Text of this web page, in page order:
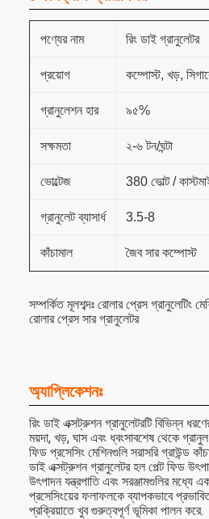
পণ্যের নাম রিং ডাই গ্রানুলেটর
প্রয়োগ কম্পোস্ট, খড়,
গ্রানুলেশন হার ৯৫%
সক্ষমতা ২-৬ টন/ঘন্টা
ভোল্টেজ 380 ভোল্ট /
গ্রানুলেট ব্যাসার্ধ 3.5-8
কাঁচামাল জৈব সার কম্পোস্ট
সম্পর্কিত মূলশব্দঃ রোলার প্রেস গ্রানুলেটিং
রোলার প্রেস সার গ্রানুলেটর
অ্যাপ্লিকেশনঃ
রিং ডাই এক্সট্রুশন গ্রানুলেটরটি বিভিন্ন
ময়দা, খড়, ঘাস এবং ধ্বংসাবশেষ থেকে
ফিড প্রসেসিং মেশিনগুলি সরাসরি গ্রাউন্ড
ডাই এক্সট্রুশন গ্রানুলেটর হল পেল্ট ফিড
উৎপাদন যন্ত্রপাতি এবং সরঞ্জামগুলির মধ্যে
প্রসেসিংয়ের ফলাফলকে ব্যাপকভাবে
প্রক্রিয়াতে খুব গুরুত্বপূর্ণ ভূমিকা পালন করে.